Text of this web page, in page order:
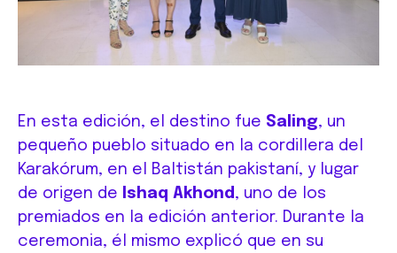
En esta edición, el destino fue Saling, un
pequeño pueblo situado en la cordillera del
Karakórum, en el Baltistán pakistaní, y lugar
de origen de
Ishaq Akhond , uno de los
premiados en la edición anterior. Durante la
ceremonia, él mismo explicó que en su